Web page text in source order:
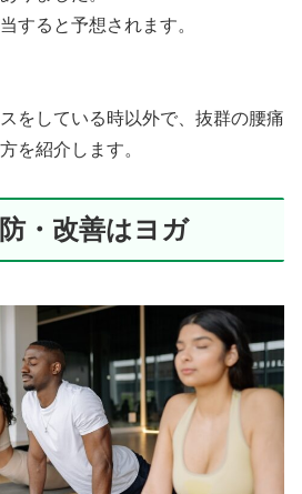
すると予想されます。
をしている時以外で、抜群の腰痛
を紹介します。
・改善はヨガ